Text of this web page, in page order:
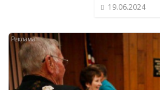
19.06.2024